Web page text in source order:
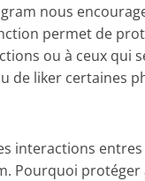
nous
permet de
ou à ceux qui
de liker certaines
interactions
Pourquoi